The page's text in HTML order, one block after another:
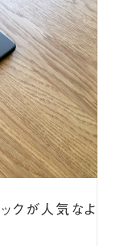
ックが人気なよ